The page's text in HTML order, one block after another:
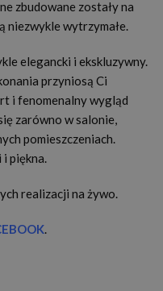
zbudowane zostały na
niezwykle wytrzymałe.
elegancki i ekskluzywny.
przyniosą Ci
i fenomenalny wygląd
zarówno w salonie,
pomieszczeniach.
i piękna.
realizacji na żywo.
.